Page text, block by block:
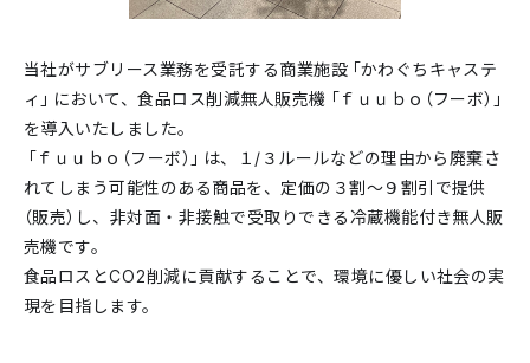
当社がサブリース業務を受託する商業施設「かわぐちキャステ
ィ」において、食品ロス削減無人販売機「ｆｕｕｂｏ（フーボ）」
を導入いたしました。
「ｆｕｕｂｏ（フーボ）」は、１/３ルールなどの理由から廃棄さ
れてしまう可能性のある商品を、定価の３割〜９割引で提供
（販売）し、非対面・非接触で受取りできる冷蔵機能付き無人販
売機です。
食品ロスとCO2削減に貢献することで、環境に優しい社会の実
現を目指します。